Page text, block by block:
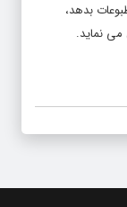
می نماید.